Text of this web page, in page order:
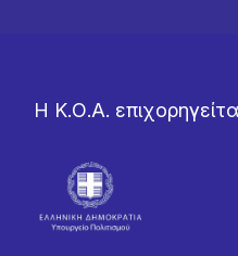
Η Κ.Ο.Α.